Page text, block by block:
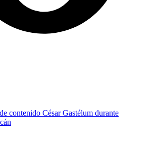
contenido César Gastélum durante